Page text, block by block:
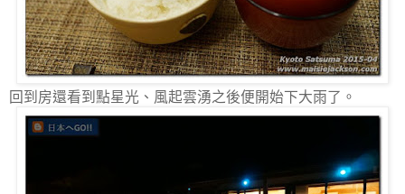
回到房還看到點星光、風起雲湧之後便開始下大雨了。